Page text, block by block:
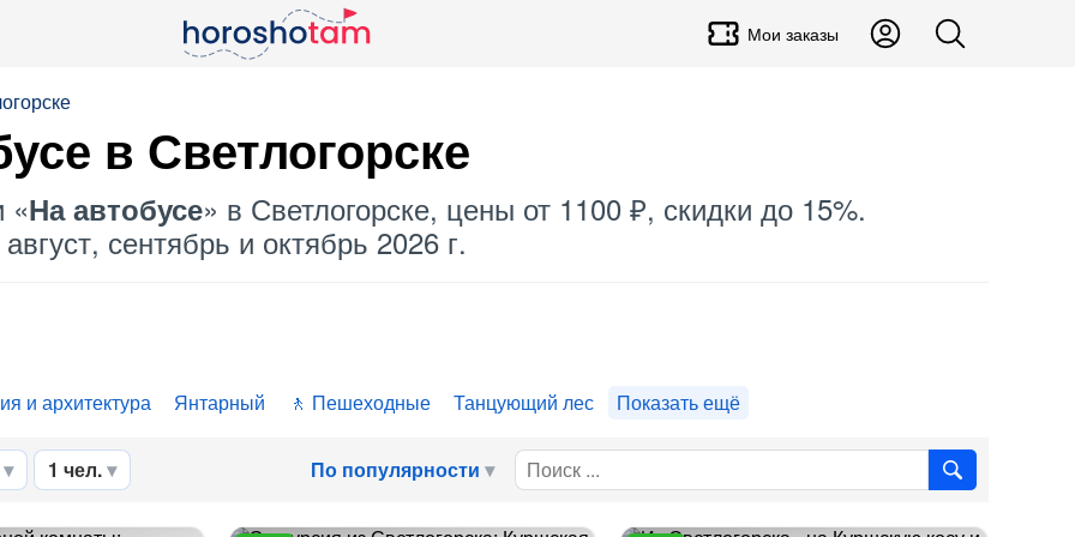
Мои заказы
в Светлогорске
«На автобусе» в Светлогорске, цены от 1100 ₽, скидки до 15%.
сентябрь и октябрь 2026 г.
и архитектура Янтарный Пешеходные Танцующий лес Показать ещё
1 чел. По популярности